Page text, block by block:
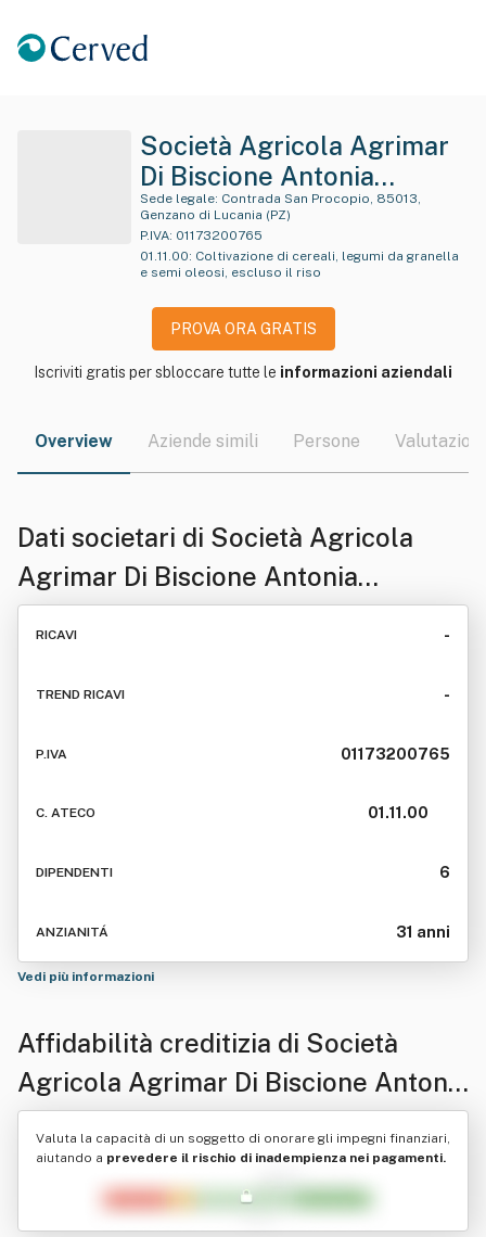
Società Agricola Agrimar
Di Biscione Antonia
Domenica & C. Snc
Sede legale:
Genzano di Lucania (PZ)
P.IVA: 01173200765
01.11.00: Coltivazione di cereali, legumi da granella
e semi oleosi, escluso il riso
PROVA ORA GRATIS
Iscriviti gratis per sbloccare tutte le informazioni aziendali
Overview Aziende simili Persone Valutazioni
Dati societari di Società Agricola
Agrimar Di Biscione Antonia
Domenica & C. Snc
RICAVI -
TREND RICAVI -
P.IVA 01173200765
C. ATECO 01.11.00
DIPENDENTI 6
ANZIANITÁ 31 anni
Vedi più informazioni
Affidabilità creditizia di Società
Agricola Agrimar Di Biscione Antonia
Domenica & C. Snc
Valuta la capacità di un soggetto di onorare gli impegni finanziari,
aiutando a prevedere il rischio di inadempienza nei pagamenti.